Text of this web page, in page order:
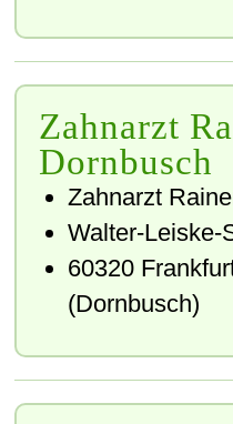
Zahnarzt
Dornbusch
Zahnarzt
Walter-Leiske-
60320
(Dornbusch)